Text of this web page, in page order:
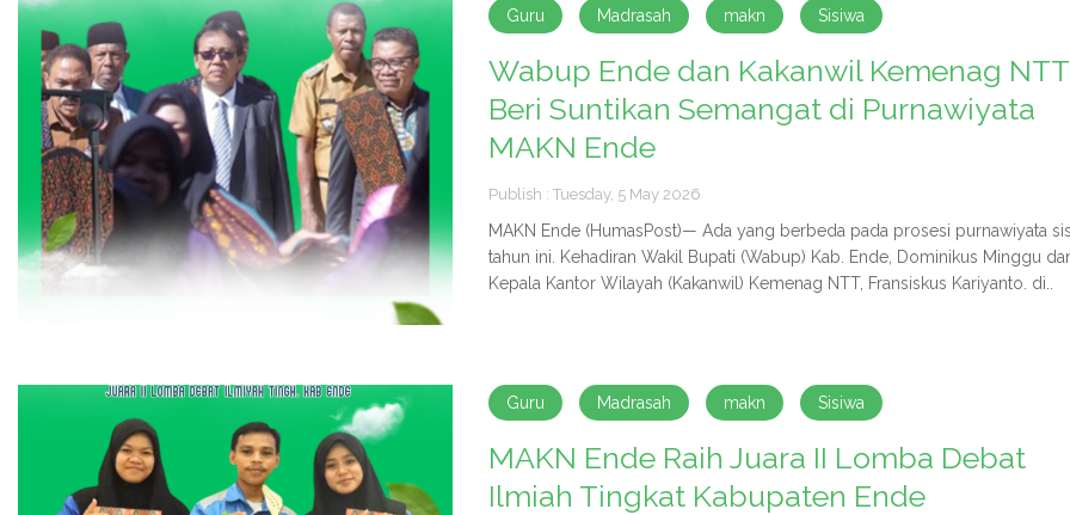
Guru Madrasah makn Sisiwa
Wabup Ende dan Kakanwil Kemenag NTT
Beri Suntikan Semangat di Purnawiyata
MAKN Ende
Publish : Tuesday, 5 May 2026
MAKN Ende (HumasPost)— Ada yang berbeda pada prosesi purnawiyata
tahun ini. Kehadiran Wakil Bupati (Wabup) Kab. Ende, Dominikus Minggu
Kepala Kantor Wilayah (Kakanwil) Kemenag NTT, Fransiskus Kariyanto. di..
Guru Madrasah makn Sisiwa
MAKN Ende Raih Juara II Lomba Debat
Ilmiah Tingkat Kabupaten Ende